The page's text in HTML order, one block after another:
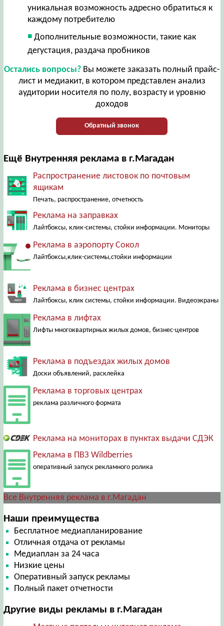
уникальная возможность адресно обратиться к
каждому потребителю
Дополнительные возможности, такие как
дегустация, раздача пробников
Остались вопросы?Вы можете заказать полный прайс-
лист и медиакит, в котором представлен анализ
аудитории носителя по полу, возрасту и уровню
доходов
Обратный звонок
Ещё Внутренняя реклама в г.Магадан
Распространение листовок по почтовым
ящикам
Печать, распространение, отчетность
Реклама на заправках
Лайтбоксы, клик-системы, стойки информации. Мониторы
Реклама в аэропорту Сокол
Лайтбоксы,клик-системы,стойки информации
Реклама в бизнес центрах
Лайтбоксы, клик системы, стойки информации. Видеоэкраны
Реклама в лифтах
Лифты многоквартирных жилых домов, бизнес-центров
Реклама в подъездах жилых домов
Доски объявлений, расклейка
Реклама в торговых центрах
реклама различного формата
Реклама на мониторах в пунктах выдачи СДЭК
Реклама в ПВЗ Wildberries
оперативный запуск рекламного ролика
Все Внутренняя реклама в г.Магадан
Наши преимущества
Бесплатное медиапланирование
Отличная отдача от рекламы
Медиаплан за 24 часа
Низкие цены
Оперативный запуск рекламы
Полный пакет отчетности
Другие виды рекламы в г.Магадан